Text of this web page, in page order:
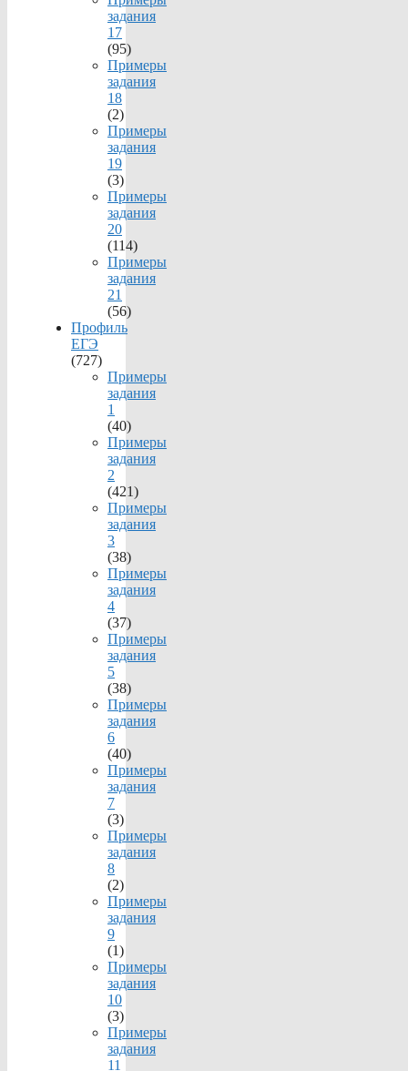
задания
17
(95)
Примеры
задания
18
(2)
Примеры
задания
19
(3)
Примеры
задания
20
(114)
Примеры
задания
21
(56)
Профиль
ЕГЭ
(727)
Примеры
задания
1
(40)
Примеры
задания
2
(421)
Примеры
задания
3
(38)
Примеры
задания
4
(37)
Примеры
задания
5
(38)
Примеры
задания
6
(40)
Примеры
задания
7
(3)
Примеры
задания
8
(2)
Примеры
задания
9
(1)
Примеры
задания
10
(3)
Примеры
задания
11